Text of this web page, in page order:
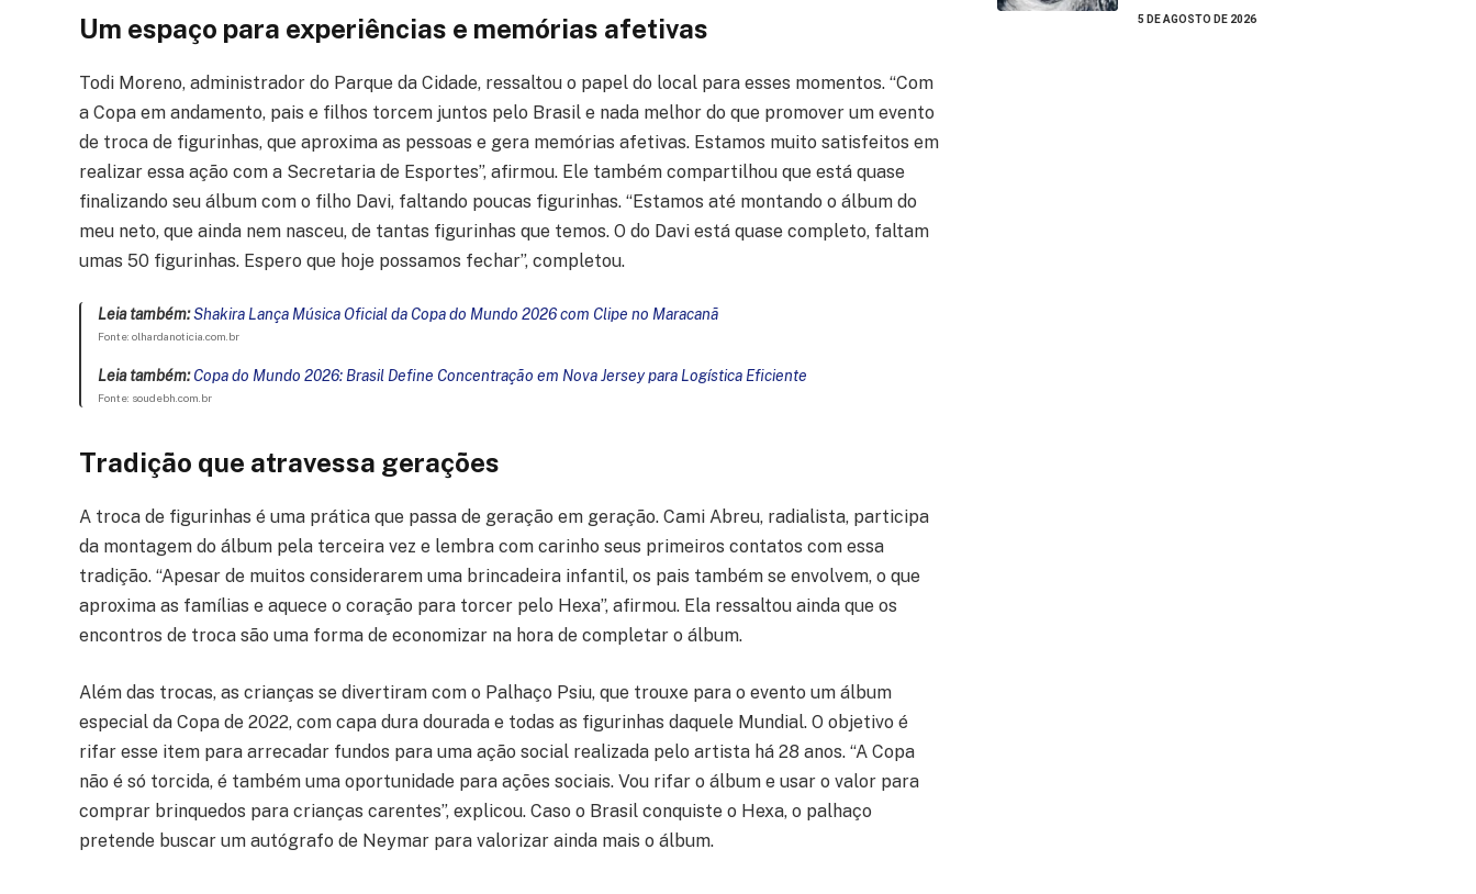
Um espaço para experiências e memórias afetivas
Todi Moreno, administrador do Parque da Cidade, ressaltou o papel do local para esses momentos. “Com
a Copa em andamento, pais e filhos torcem juntos pelo Brasil e nada melhor do que promover um evento
de troca de figurinhas, que aproxima as pessoas e gera memórias afetivas. Estamos muito satisfeitos em
realizar essa ação com a Secretaria de Esportes”, afirmou. Ele também compartilhou que está quase
finalizando seu álbum com o filho Davi, faltando poucas figurinhas. “Estamos até montando o álbum do
meu neto, que ainda nem nasceu, de tantas figurinhas que temos. O do Davi está quase completo, faltam
umas 50 figurinhas. Espero que hoje possamos fechar”, completou.
Leia também:Shakira Lança Música Oficial da Copa do Mundo 2026 com Clipe no Maracanã
Fonte: olhardanoticia.com.br
Leia também: Copa do Mundo 2026: Brasil Define Concentração em Nova Jersey para Logística Eficiente
Fonte: soudebh.com.br
Tradição que atravessa gerações
A troca de figurinhas é uma prática que passa de geração em geração. Cami Abreu, radialista, participa
da montagem do álbum pela terceira vez e lembra com carinho seus primeiros contatos com essa
tradição. “Apesar de muitos considerarem uma brincadeira infantil, os pais também se envolvem, o que
aproxima as famílias e aquece o coração para torcer pelo Hexa”, afirmou. Ela ressaltou ainda que os
encontros de troca são uma forma de economizar na hora de completar o álbum.
Além das trocas, as crianças se divertiram com o Palhaço Psiu, que trouxe para o evento um álbum
especial da Copa de 2022, com capa dura dourada e todas as figurinhas daquele Mundial. O objetivo é
rifar esse item para arrecadar fundos para uma ação social realizada pelo artista há 28 anos. “A Copa
não é só torcida, é também uma oportunidade para ações sociais. Vou rifar o álbum e usar o valor para
comprar brinquedos para crianças carentes”, explicou. Caso o Brasil conquiste o Hexa, o palhaço
pretende buscar um autógrafo de Neymar para valorizar ainda mais o álbum.
5 DE AGOSTO DE 2026